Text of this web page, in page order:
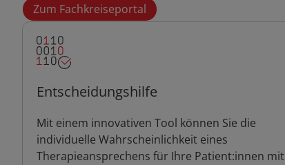
Zum Fachkreiseportal
Entscheidungshilfe
Mit einem innovativen Tool können Sie die
individuelle Wahrscheinlichkeit eines
Therapieansprechens für Ihre Patient:innen mit